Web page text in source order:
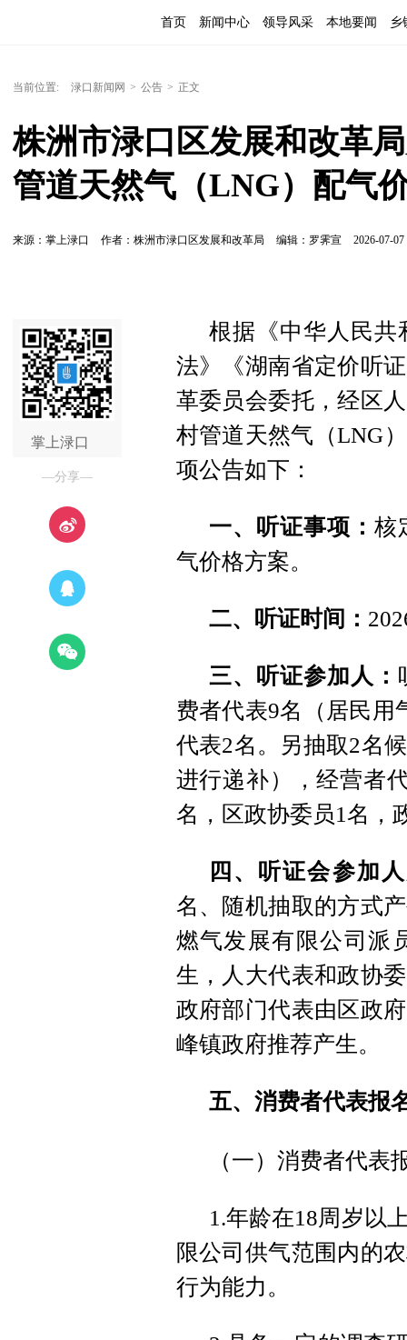
首页 新闻中心 领导风采 本地要闻 乡
当前位置: 渌口新闻网 > 公告 > 正文
株洲市渌口区发展和改革
管道天然气（LNG）配气
来源：掌上渌口 作者：株洲市渌口区发展和改革局 编辑：罗霁宣 2026-07-07
掌上渌口
—分享—
根据《中华人民共
法》《湖南省定价听
革委员会委托，经区
村管道天然气（LNG
项公告如下：
一、听证事项： 核
气价格方案。
二、听证时间：
三、听证参加人：
费者代表9名（居民用
代表2名。另抽取2名
进行递补），经营者
名，区政协委员1名，
四、听证会参加
名、随机抽取的方式
燃气发展有限公司派
生，人大代表和政协
政府部门代表由区政
峰镇政府推荐产生。
五、消费者代表报
（一）消费者代表
1.年龄在18周岁以
限公司供气范围内的
行为能力。